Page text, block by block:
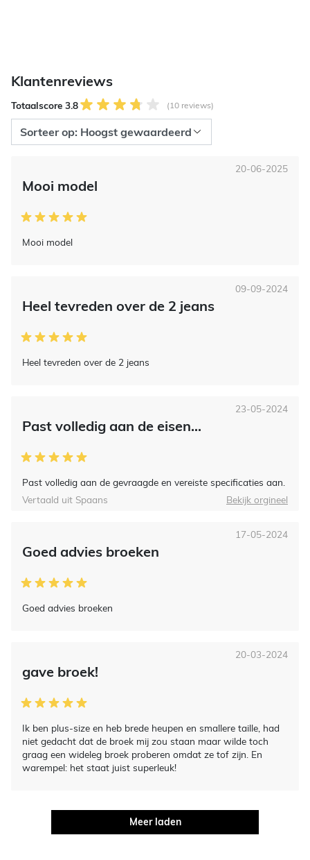
Klantenreviews
Totaalscore 3.8 (10 reviews)
Mooi model
Mooi model
20-06-2025
Heel tevreden over de 2 jeans
Heel tevreden over de 2 jeans
09-09-2024
Past volledig aan de eisen...
Past volledig aan de gevraagde en vereiste specificaties aan.
23-05-2024
Vertaald uit Spaans Bekijk orgineel
Goed advies broeken
Goed advies broeken
17-05-2024
gave broek!
Ik ben plus-size en heb brede heupen en smallere taille, had
niet gedacht dat de broek mij zou staan maar wilde toch
graag een wideleg broek proberen omdat ze tof zijn. En
warempel: het staat juist superleuk!
20-03-2024
Meer laden